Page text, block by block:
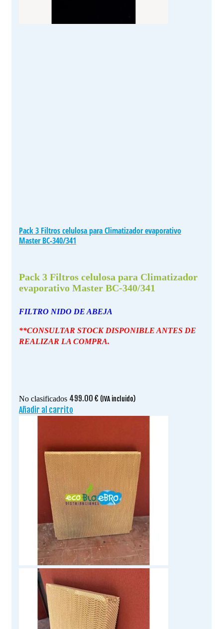
Pack 3 Filtros celulosa para Climatizador evaporativo
Master BC-340/341
Pack 3 Filtros celulosa para Climatizador
evaporativo Master BC-340/341
FILTRO NIDO DE ABEJA
**CONSULTAR STOCK DISPONIBLE ANTES DE
REALIZAR LA COMPRA.
No clasificados 499.00 € (IVA incluido)
Añadir al carrito